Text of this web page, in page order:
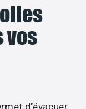
vos
d’évacuer